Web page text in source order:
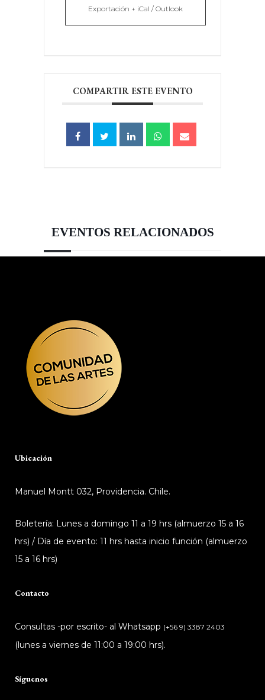
Exportación + iCal / Outlook
COMPARTIR ESTE EVENTO
EVENTOS RELACIONADOS
Ubicación
Manuel Montt 032, Providencia. Chile.
Boletería: Lunes a domingo 11 a 19 hrs (almuerzo 15 a 16
hrs) / Día de evento: 11 hrs hasta inicio función (almuerzo
15 a 16 hrs)
Contacto
Consultas -por escrito- al Whatsapp (+56 9) 3387 2403
(lunes a viernes de 11:00 a 19:00 hrs).
Síguenos